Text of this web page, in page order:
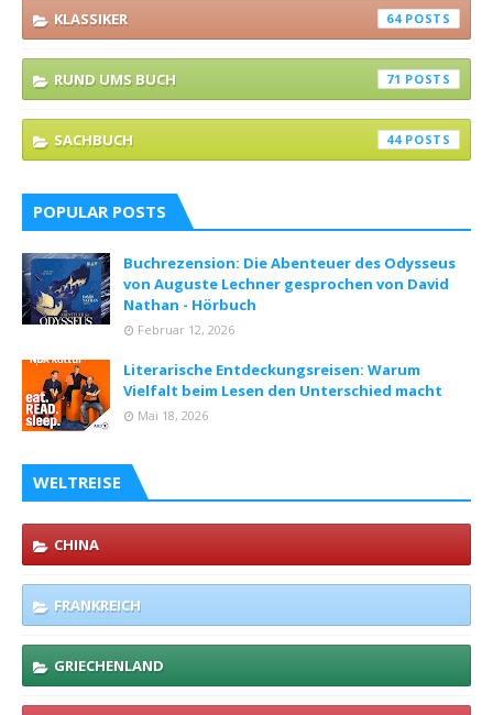
KLASSIKER 64
RUND UMS BUCH 71
SACHBUCH 44
POPULAR POSTS
Buchrezension: Die Abenteuer des Odysseus
von Auguste Lechner gesprochen von David
Nathan - Hörbuch
Februar 12, 2026
Literarische Entdeckungsreisen: Warum
Vielfalt beim Lesen den Unterschied macht
Mai 18, 2026
WELTREISE
CHINA
FRANKREICH
GRIECHENLAND